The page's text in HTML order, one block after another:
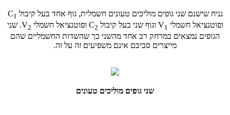
נניח שישנם שני גופים מוליכים טעונים חשמלית, גוף אחד בעל קיבול C1
ופוטנציאל חשמלי V1 וגוף שני בעל קיבול C2 ופוטנציאל חשמלי V2
. שני
הגופים נמצאים במרחק רב אחד מהשני כך שהשדות החשמליים שהם
מייצרים סביבם אינם משפיעים זה על זה.
שני גופים מוליכים טעונים